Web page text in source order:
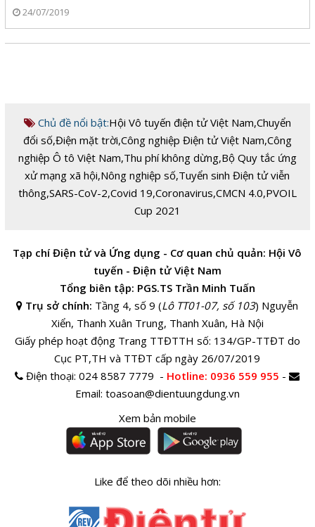
24/07/2019
Chủ đề nổi bật:Hội Vô tuyến điện tử Việt Nam,Chuyển
đổi số,Điện mặt trời,Công nghiệp Điện tử Việt Nam,Công
nghiệp Ô tô Việt Nam,Thu phí không dừng,Bộ Quy tắc ứng
xử mạng xã hội,Nông nghiệp số,Tuyển sinh Điện tử viễn
thông,SARS-CoV-2,Covid 19,Coronavirus,CMCN 4.0,PVOIL
Cup 2021
Tạp chí Điện tử và Ứng dụng - Cơ quan chủ quản: Hội Vô
tuyến - Điện tử Việt Nam
Tổng biên tập: PGS.TS Trần Minh Tuấn
Trụ sở chính: Tầng 4, số 9 (Lô TT01-07, số 103) Nguyễn
Xiển, Thanh Xuân Trung, Thanh Xuân, Hà Nội
Giấy phép hoạt động Trang TTĐTTH số: 134/GP-TTĐT do
Cục PT,TH và TTĐT cấp ngày 26/07/2019
Điện thoại:024 8587 7779 - Hotline: 0936 559 955 -
Email: toasoan@dientuungdung.vn
Xem bản mobile
Like để theo dõi nhiều hơn: